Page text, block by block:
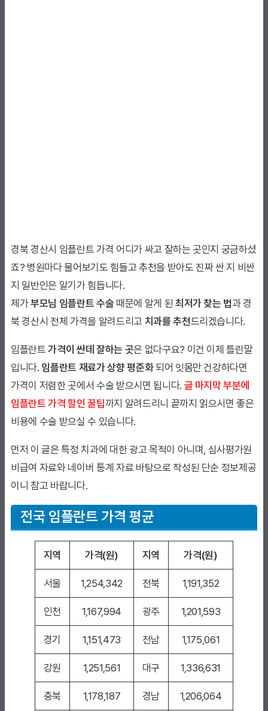
경북 경산시 임플란트 가격 어디가 싸고 잘하는 곳인지 궁금하셨
죠? 병원마다 물어보기도 힘들고 추천을 받아도 진짜 싼 지 비싼
지 일반인은 알기가 힘듭니다.
제가부모님 임플란트 수술 때문에 알게 된 최저가 찾는 법과 경
북 경산시 전체 가격을 알려드리고 치과를 추천드리겠습니다.
임플란트가격이 싼데 잘하는 곳은 없다구요? 이건 이제 틀린말
입니다. 임플란트 재료가 상향 평준화되어 잇몸만 건강하다면
가격이 저렴한 곳에서 수술 받으시면 됩니다. 글 마지막 부분에
임플란트 가격 할인 꿀팁까지 알려드리니 끝까지 읽으시면 좋은
비용에 수술 받으실 수 있습니다.
먼저 이 글은 특정 치과에 대한 광고 목적이 아니며, 심사평가원
비급여 자료와 네이버 통계 자료 바탕으로 작성된 단순 정보제공
이니 참고 바랍니다.
전국 임플란트 가격 평균
지역 가격(원) 지역 가격(원)
서울 1,254,342 전북 1,191,352
인천 1,167,994 광주 1,201,593
경기 1,151,473 전남 1,175,061
강원 1,251,561 대구 1,336,631
충북 1,178,187 경남 1,206,064